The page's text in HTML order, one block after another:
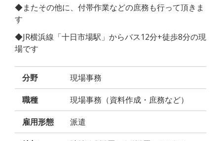
◆またその他に、付帯作業などの庶務も行って頂きま
す
◆JR横浜線「十日市場駅」からバス12分+徒歩8分の現
場です
分野 現場事務
職種 現場事務（資料作成・庶務など）
雇用形態 派遣